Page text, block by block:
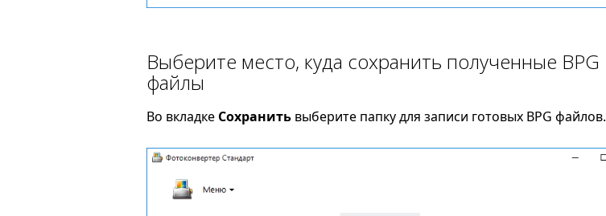
Выберите место, куда сохранить полученные BPG
файлы
Во вкладке Сохранитьвыберите папку для записи готовых BPG файлов.